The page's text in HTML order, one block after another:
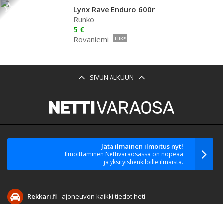
Lynx Rave Enduro 600r
Runko
5 €
Rovaniemi
LIIKE
SIVUN ALKUUN
Jätä ilmainen ilmoitus nyt!
Ilmoittaminen Nettivaraosassa on nopeaa
ja yksityishenkilöille ilmaista.
Rekkari.fi- ajoneuvon kaikki tiedot heti